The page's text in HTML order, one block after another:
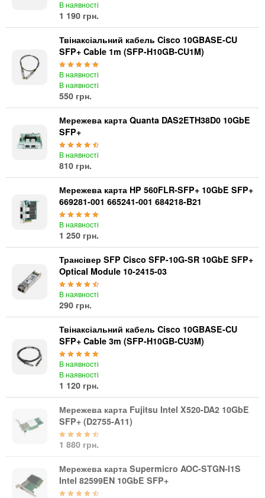
SAS диски
NVMe диски
Відеокарти
Блоки живлення
Контролери RAID
Кулери та системи охолодження
Кошики та салазки для жорстких дисків
Рейки та кріплення
Інші комплектуючі
Заглушки для корпусів
Мережеве обладнання
Маршрутизатори та комутатори
Мережеві карти
Wi-Fi і Bluetooth адаптери
Аксесуари
Хаби і кардридери
Фильтри та стабілізатори
Кабелі, роз'єми, перехідники
Аксесуари для ноутбуків
Акумулятори
Зовнішні блоки живлення
Периферійні пристрої
Монітори
Клавіатури, миші, комплекти
Автономне живлення
В наявності
1 190 грн.
Твінаксіальний кабель Cisco 10GBASE-CU
SFP+ Cable 1m (SFP-H10GB-CU1M)
В наявності
В наявності
550 грн.
Мережева карта Quanta DAS2ETH38D0 10GbE
SFP+
В наявності
810 грн.
Мережева карта HP 560FLR-SFP+ 10GbE SFP+
669281-001 665241-001 684218-B21
В наявності
1 250 грн.
Трансівер SFP Cisco SFP-10G-SR 10GbE SFP+
Optical Module 10-2415-03
В наявності
290 грн.
Твінаксіальний кабель Cisco 10GBASE-CU
SFP+ Cable 3m (SFP-H10GB-CU3M)
В наявності
В наявності
1 120 грн.
Мережева карта Fujitsu Intel X520-DA2 10GbE
SFP+ (D2755-A11)
1 880 грн.
Мережева карта Supermicro AOC-STGN-I1S
Intel 82599EN 10GbE SFP+